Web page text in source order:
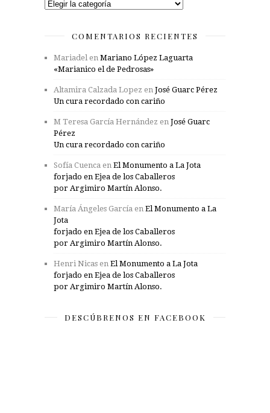
Categorías
COMENTARIOS RECIENTES
Mariadel en Mariano López Laguarta
«Marianico el de Pedrosas»
Altamira Calzada Lopez en José Guarc Pérez
Un cura recordado con cariño
M Teresa García Hernández en José Guarc
Pérez
Un cura recordado con cariño
Sofía Cuenca en El Monumento a La Jota
forjado en Ejea de los Caballeros
por Argimiro Martín Alonso.
María Ángeles García en El Monumento a La
Jota
forjado en Ejea de los Caballeros
por Argimiro Martín Alonso.
Henri Nicas en El Monumento a La Jota
forjado en Ejea de los Caballeros
por Argimiro Martín Alonso.
DESCÚBRENOS EN FACEBOOK